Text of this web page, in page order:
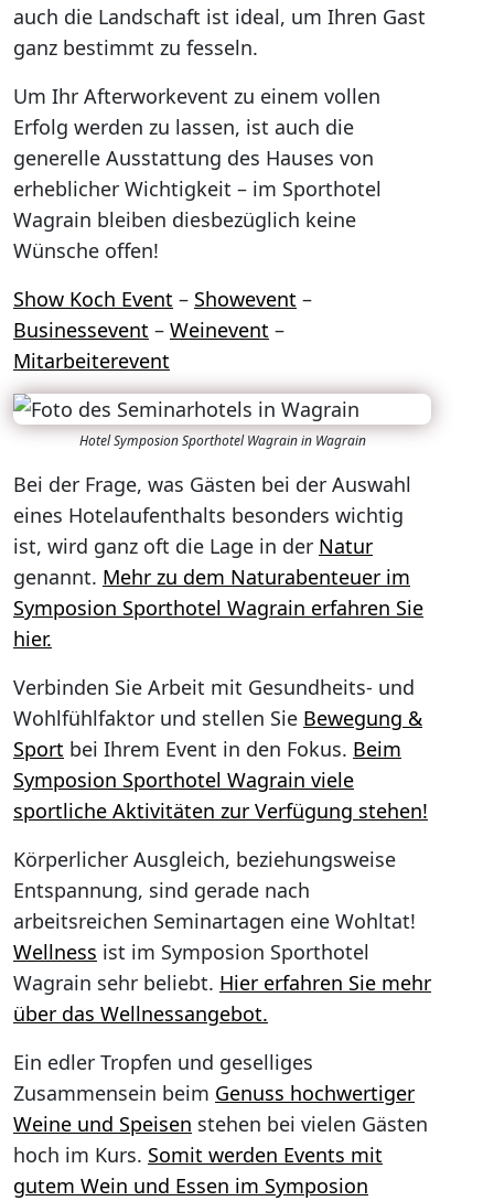
auch die Landschaft ist ideal, um Ihren Gast
ganz bestimmt zu fesseln.
Um Ihr Afterworkevent zu einem vollen
Erfolg werden zu lassen, ist auch die
generelle Ausstattung des Hauses von
erheblicher Wichtigkeit – im Sporthotel
Wagrain bleiben diesbezüglich keine
Wünsche offen!
Show Koch Event – Showevent –
Businessevent – Weinevent –
Mitarbeiterevent
Hotel Symposion Sporthotel Wagrain in Wagrain
Bei der Frage, was Gästen bei der Auswahl
eines Hotelaufenthalts besonders wichtig
ist, wird ganz oft die Lage in der Natur
genannt. Mehr zu dem Naturabenteuer im
Symposion Sporthotel Wagrain erfahren Sie
hier.
Verbinden Sie Arbeit mit Gesundheits- und
Wohlfühlfaktor und stellen Sie Bewegung &
Sport bei Ihrem Event in den Fokus. Beim
Symposion Sporthotel Wagrain viele
sportliche Aktivitäten zur Verfügung stehen!
Körperlicher Ausgleich, beziehungsweise
Entspannung, sind gerade nach
arbeitsreichen Seminartagen eine Wohltat!
Wellness ist im Symposion Sporthotel
Wagrain sehr beliebt. Hier erfahren Sie mehr
über das Wellnessangebot.
Ein edler Tropfen und geselliges
Zusammensein beim Genuss hochwertiger
Weine und Speisen stehen bei vielen Gästen
hoch im Kurs. Somit werden Events mit
gutem Wein und Essen im Symposion